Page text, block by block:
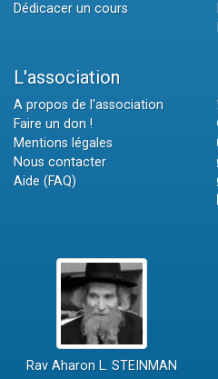
Dédicacer un cours
L'association
A propos de l'association
Faire un don !
Mentions légales
Nous contacter
Aide (FAQ)
Rav Aharon L. STEINMAN